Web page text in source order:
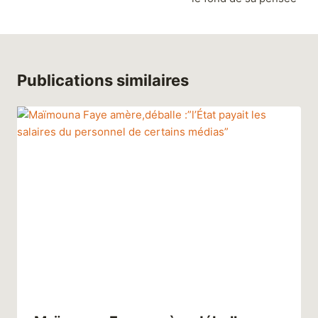
Publications similaires